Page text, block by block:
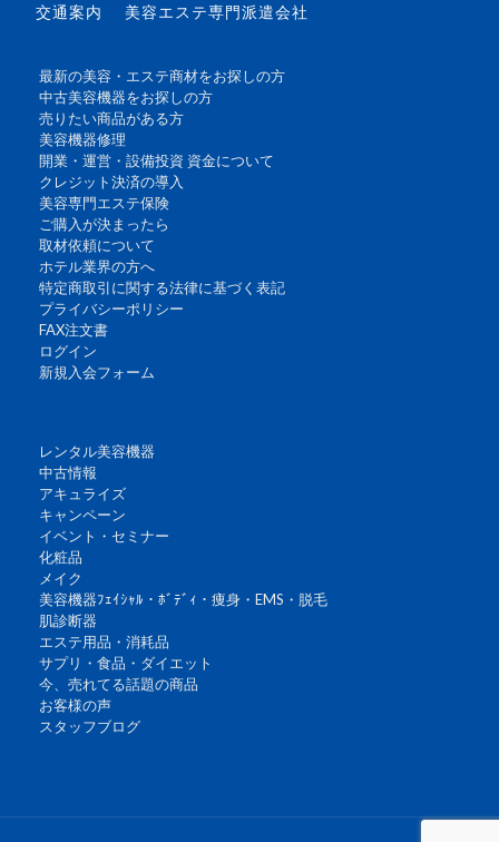
交通案内 美容エステ専門派遣会社
最新の美容・エステ商材をお探しの方
中古美容機器をお探しの方
売りたい商品がある方
美容機器修理
開業・運営・設備投資 資金について
クレジット決済の導入
美容専門エステ保険
ご購入が決まったら
取材依頼について
ホテル業界の方へ
特定商取引に関する法律に基づく表記
プライバシーポリシー
FAX注文書
ログイン
新規入会フォーム
レンタル美容機器
中古情報
アキュライズ
キャンペーン
イベント・セミナー
化粧品
メイク
美容機器ﾌｪｲｼｬﾙ・ﾎﾞﾃﾞｨ・痩身・EMS・脱毛
肌診断器
エステ用品・消耗品
サプリ・食品・ダイエット
今、売れてる話題の商品
お客様の声
スタッフブログ